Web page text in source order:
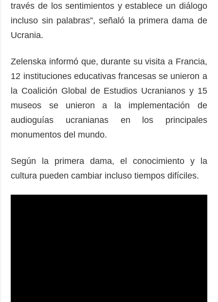
través de los sentimientos y establece un diálogo
incluso sin palabras”, señaló la primera dama de
Ucrania.
Zelenska informó que, durante su visita a Francia,
12 instituciones educativas francesas se unieron a
la Coalición Global de Estudios Ucranianos y 15
museos se unieron a la implementación de
audioguías ucranianas en los principales
monumentos del mundo.
Según la primera dama, el conocimiento y la
cultura pueden cambiar incluso tiempos difíciles.